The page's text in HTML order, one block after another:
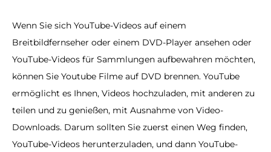
Wenn Sie sich YouTube-Videos auf einem
Breitbildfernseher oder einem DVD-Player ansehen oder
YouTube-Videos für Sammlungen aufbewahren möchten,
können Sie Youtube Filme auf DVD brennen. YouTube
ermöglicht es Ihnen, Videos hochzuladen, mit anderen zu
teilen und zu genießen, mit Ausnahme von Video-
Downloads. Darum sollten Sie zuerst einen Weg finden,
YouTube-Videos herunterzuladen, und dann YouTube-